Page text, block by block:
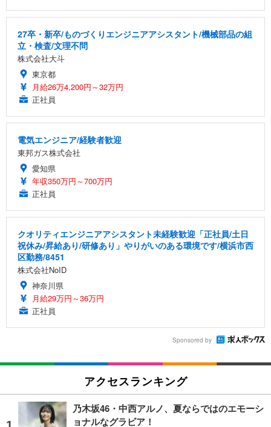
27卒・新卒/ものづくりエンジニアアシスタント/機械部品の組
立・検査/文理不問
株式会社大斗
東京都
月給26万4,200円～32万円
正社員
電気エンジニア/経験者歓迎
東邦ガス株式会社
愛知県
年収350万円～700万円
正社員
クオリティエンジニアアシスタント未経験歓迎「正社員/土日
祝休み/昇給あり/研修あり」やりがいのある環境です/横浜市西
区勤務/8451
株式会社NoID
神奈川県
月給29万円～36万円
正社員
Sponsored by
アクセスランキング
乃木坂46・中西アルノ、夏ならではのエモーシ
ョナルなグラビア！